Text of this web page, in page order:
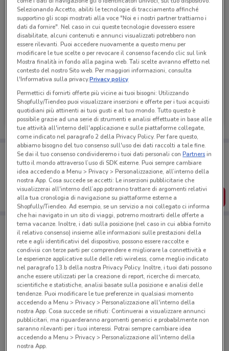
Kymco
2.2 km
Porta DoveConviene sempre con te!
Puoi trovare le migliori offerte dei negozi vicino a te,
salvarle e creare la tua lista del risparmio, comodamente
dal tuo cellulare.
SCARICA L’APP
Negozi Kymco a Roma
© MapTiler© OpenStreetMap contributors
Via Tuscolana, 1366 Roma
2.2 km
Selezionando Accetto, abiliti le tecnologie di tracciamento affinché
supportino gli scopi mostrati alla voce "Noi e i nostri partner trattiamo i
dati da fornire". Nel caso in cui queste tecnologie dovessero essere
disabilitate, alcuni contenuti e annunci visualizzati potrebbero non
essere rilevanti. Puoi accedere nuovamente a questo menu per
modificare le tue scelte o per revocare il consenso facendo clic sul link
Mostra finalità in fondo alla pagina web. Tali scelte avranno effetto nel
contesto del nostro Sito web. Per maggiori informazioni, consulta
l'Informativa sulla privacy.Privacy policy
Permettici di fornirti offerte più vicine ai tuoi bisogni: Utilizzando
Shopfully/Tiendeo puoi visualizzare inserzioni e offerte per i tuoi acquisti
quotidiani più attinenti ai tuoi gusti e al tuo mondo. Tutto questo è
possibile grazie ad una serie di strumenti e analisi effettuate in base alle
tue attività all'interno dell'applicazione e sulle piattaforme collegate,
come indicato nel paragrafo 2 della Privacy Policy. Per fare questo,
abbiamo bisogno del tuo consenso sull'uso dei dati raccolti a tale fine.
Se dai il tuo consenso condivideremo i tuoi dati personali conPartnersin
tutto il mondo attraverso l’uso di SDK esterne. Puoi sempre cambiare
idea accedendo a Menu > Privacy > Personalizzazione, all’interno della
nostra App. Cosa succede se accetti: Le inserzioni pubblicitarie che
visualizzerai all'interno dell’app potranno trattare di argomenti relativi
alla tua cronologia di navigazione su piattaforme esterne a
Shopfully/Tiendeo. Ad esempio, se un servizio a noi collegato ci informa
che hai navigato in un sito di viaggi, potremo mostrarti delle offerte a
tema vacanze. Inoltre, i dati sulla posizione (nel caso in cui abbia fornito
il relativo consenso) insieme alle informazioni sulle prestazioni della
rete e agli identificativi del dispositivo, possono essere raccolte e
condivisi con terze parti per comprendere e migliorare la connettività e
le esperienze applicative sulle delle reti wireless, come meglio indicato
nel paragrafo 13.b della nostra Privacy Policy. Inoltre, i tuoi dati possono
anche essere utilizzati per la creazione di report, ricerche di mercato,
scientifiche e statistiche, analisi basate sulla posizione e analisi delle
tendenze. Puoi modificare le tue preferenze in qualsiasi momento
accedendo a Menu > Privacy > Personalizzazione all'interno della
nostra App. Cosa succede se rifiuti: Continuerai a visualizzare annunci
pubblicitari, ma riguarderanno argomenti generici e probabilmente non
saranno rilevanti per i tuoi interessi. Potrai sempre cambiare idea
accedendo a Menu > Privacy > Personalizzazione all'interno della
nostra App.